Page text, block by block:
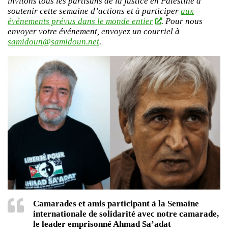
soutenir cette semaine d’actions et à participer aux
événements prévus dans le monde entier
. Pour nous
envoyer votre événement, envoyez un courriel à
samidoun@samidoun.net.
Camarades et amis participant à la Semaine
internationale de solidarité avec notre camarade,
le leader emprisonné Ahmad Sa’adat